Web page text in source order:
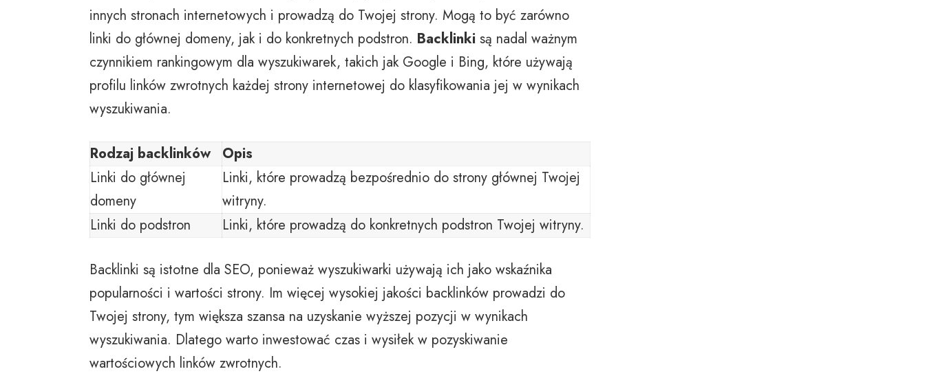
innych stronach internetowych i prowadzą do Twojej strony. Mogą to być zarówno
linki do głównej domeny, jak i do konkretnych podstron. Backlinki są nadal ważnym
czynnikiem rankingowym dla wyszukiwarek, takich jak Google i Bing, które używają
profilu linków zwrotnych każdej strony internetowej do klasyfikowania jej w wynikach
wyszukiwania.
Rodzaj backlinków
Opis
Linki do głównej
domeny
Linki, które prowadzą bezpośrednio do strony głównej Twojej
witryny.
Linki do podstron
Linki, które prowadzą do konkretnych podstron Twojej witryny.
Backlinki są istotne dla SEO, ponieważ wyszukiwarki używają ich jako wskaźnika
popularności i wartości strony. Im więcej wysokiej jakości backlinków prowadzi do
Twojej strony, tym większa szansa na uzyskanie wyższej pozycji w wynikach
wyszukiwania. Dlatego warto inwestować czas i wysiłek w pozyskiwanie
wartościowych linków zwrotnych.